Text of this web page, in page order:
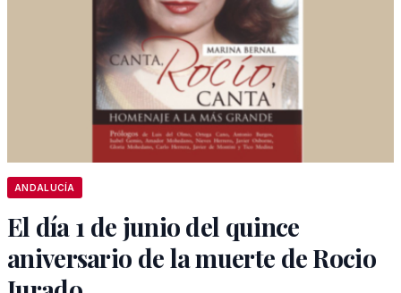
ANDALUCÍA
El día 1 de junio del quince
aniversario de la muerte de Rocio